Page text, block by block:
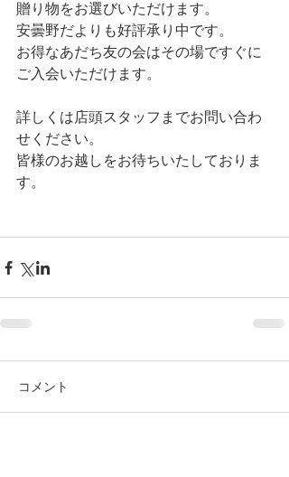
贈り物をお選びいただけます。
安曇野だよりも好評承り中です。
お得なあだち友の会はその場ですぐに
ご入会いただけます。
詳しくは店頭スタッフまでお問い合わ
せください。
皆様のお越しをお待ちいたしておりま
す。
コメント